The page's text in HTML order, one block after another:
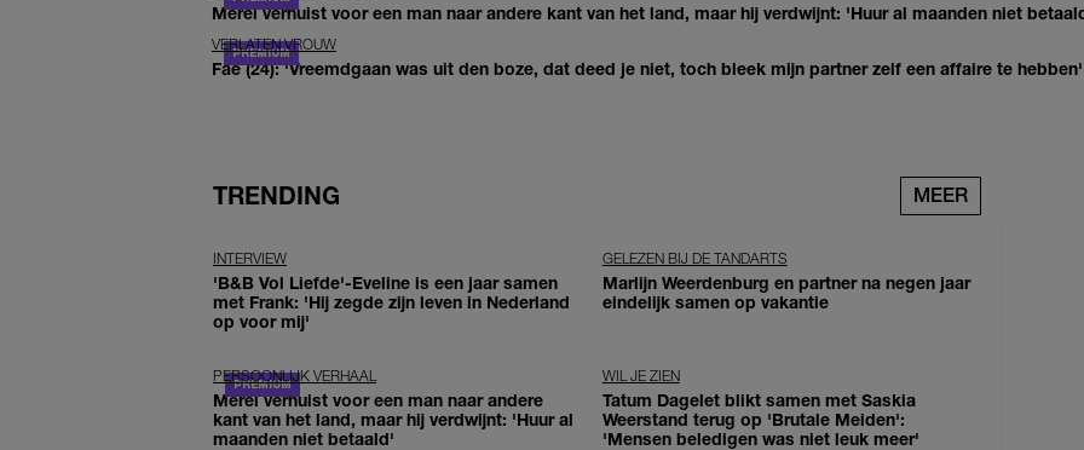
Merel verhuist voor een man naar andere kant van het land, maar hij verdwijnt: 'Huur al maanden niet
VERLATEN VROUW
Fae (24): 'Vreemdgaan was uit den boze, dat deed je niet, toch bleek mijn partner zelf een affaire te hebben'
TRENDING MEER
INTERVIEW
'B&B Vol Liefde'-Eveline is een jaar samen
met Frank: 'Hij zegde zijn leven in Nederland
op voor mij'
GELEZEN BIJ DE TANDARTS
Marlijn Weerdenburg en partner na negen jaar
eindelijk samen op vakantie
PERSOONLIJK VERHAAL
Merel verhuist voor een man naar andere
kant van het land, maar hij verdwijnt: 'Huur al
maanden niet betaald'
WIL JE ZIEN
Tatum Dagelet blikt samen met Saskia
Weerstand terug op 'Brutale Meiden':
'Mensen beledigen was niet leuk meer'